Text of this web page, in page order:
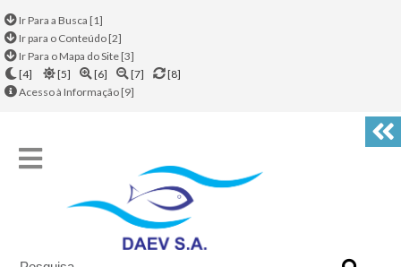
Ir Para a Busca [1]
Ir para o Conteúdo [2]
Ir Para o Mapa do Site [3]
[4]
[5] [6] [7]
[8]
Acesso à Informação [9]